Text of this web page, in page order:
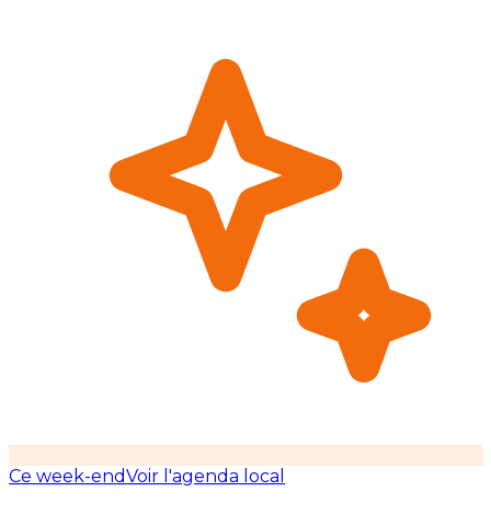
Ce week-endVoir l'agenda local